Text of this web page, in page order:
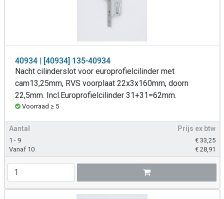
40934 | [40934] 135-40934
Nacht cilinderslot voor europrofielcilinder met
cam13,25mm, RVS voorplaat 22x3x160mm, doorn
22,5mm. Incl.Europrofielcilinder 31+31=62mm.
Voorraad ≥ 5
Aantal Prijs ex btw
1 - 9 € 33,25
Vanaf 10
€ 28,91